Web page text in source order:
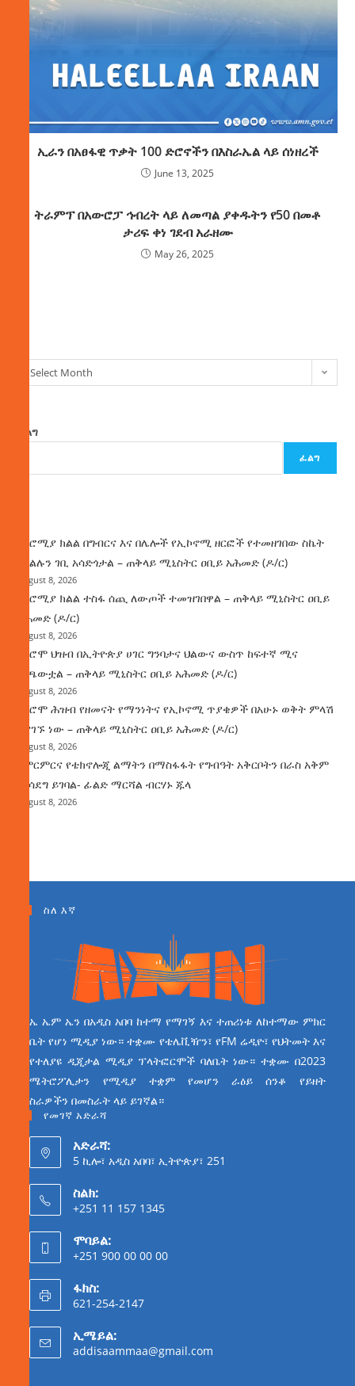
ኢራን በአፀፋዊ ጥቃት 100 ድሮኖችን በእስራኤል ላይ ሰነዘረች
June 13, 2025
ትራምፕ በአውሮፓ ኅብረት ላይ ለመጣል ያቀዱትን የ50 በመቶ
ታሪፍ ቀነ ገደብ አራዘሙ
May 26, 2025
Select Month
ፈልግ
ፈልግ
በኦሮሚያ ክልል በግብርና እና በሌሎች የኢኮኖሚ ዘርፎች የተመዘገበው ስኬት
የክልሉን ገቢ አሳድጎታል – ጠቅላይ ሚኒስትር ዐቢይ አሕመድ (ዶ/ር)
August 8, 2026
በኦሮሚያ ክልል ተስፋ ሰጪ ለውጦች ተመዝገበዋል – ጠቅላይ ሚኒስትር ዐቢይ
አሕመድ (ዶ/ር)
August 8, 2026
የኦሮሞ ህዝብ በኢትዮጵያ ሀገር ግንባታና ህልውና ውስጥ ከፍተኛ ሚና
ተጫውቷል – ጠቅላይ ሚኒስትር ዐቢይ አሕመድ (ዶ/ር)
August 8, 2026
የኦሮሞ ሕዝብ የዘመናት የማንነትና የኢኮኖሚ ጥያቄዎች በአሁኑ ወቅት ምላሽ
እያገኙ ነው – ጠቅላይ ሚኒስትር ዐቢይ አሕመድ (ዶ/ር)
August 8, 2026
የምርምርና የቴክኖሎጂ ልማትን በማስፋፋት የግብዓት አቅርቦትን በራስ አቅም
ማሳደግ ይገባል- ፊልድ ማርሻል ብርሃኑ ጁላ
August 8, 2026
ስለ እኛ
ኤ ኤም ኤን በአዲስ አበባ ከተማ የማገኝ እና ተጠሪነቱ ለከተማው ምክር
ቤት የሆነ ሚዲያ ነው። ተቋሙ የቴሌቪዥን፣ የFM ሬዲዮ፣ የህትመት እና
የተለያዩ ዲጂታል ሚዲያ ፕላትፎርሞች ባለቤት ነው። ተቋሙ በ2023
ሜትሮፖሊታን የሚዲያ ተቋም የመሆን ራዕይ ሰንቆ የይዘት
ስራዎችን በመስራት ላይ ይገኛል።
የመገኛ አድራሻ
አድራሻ:
5 ኪሎ፣ አዲስ አበባ፣ ኢትዮጵያ፣ 251
ስልክ:
+251 11 157 1345
ሞባይል:
+251 900 00 00 00
ፋክስ:
621-254-2147
ኢሜይል:
addisaammaa@gmail.com